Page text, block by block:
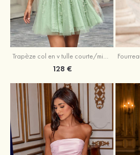
Trapèze col en v tulle courte/mini robe de fête de la rentrée avec perles
128 €